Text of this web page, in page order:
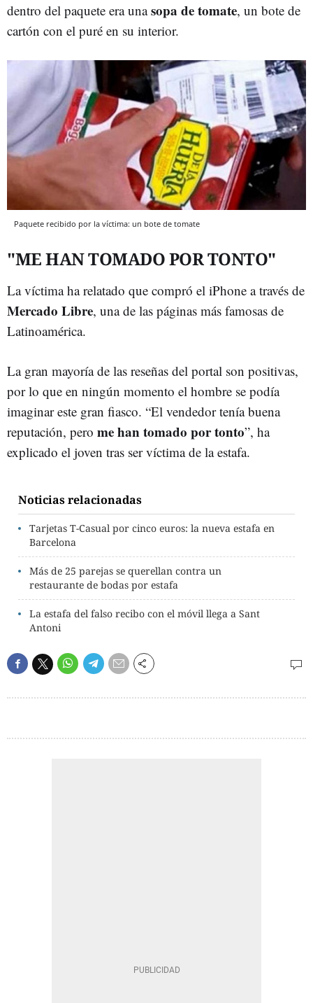
dentro del paquete era unasopa de tomate, un bote de
cartón con el puré en su interior.
Paquete recibido por la víctima: un bote de tomate
"ME HAN TOMADO POR TONTO"
La víctima ha relatado que compró el iPhone a través de
Mercado Libre, una de las páginas más famosas de
Latinoamérica.
La gran mayoría de las reseñas del portal son positivas,
por lo que en ningún momento el hombre se podía
imaginar este gran fiasco. “El vendedor tenía buena
reputación, pero me han tomado por tonto”, ha
explicado el joven tras ser víctima de la estafa.
Noticias relacionadas
Tarjetas T-Casual por cinco euros: la nueva estafa en
Barcelona
Más de 25 parejas se querellan contra un
restaurante de bodas por estafa
La estafa del falso recibo con el móvil llega a Sant
Antoni